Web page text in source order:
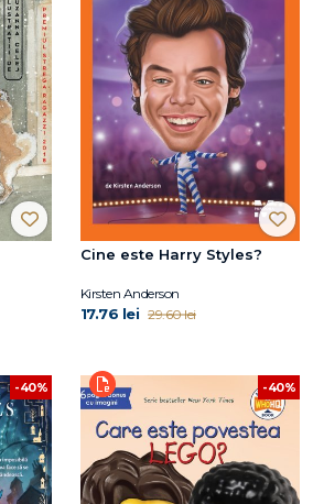
Cine este Harry Styles?
Kirsten Anderson
17.76 lei 29.60 lei
-40% -40%